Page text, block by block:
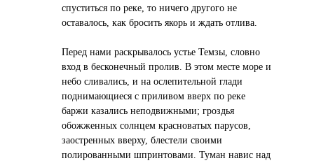
спуститься по реке, то ничего другого не
оставалось, как бросить якорь и ждать отлива.
Перед нами раскрывалось устье Темзы, словно
вход в бесконечный пролив. В этом месте море и
небо сливались, и на ослепительной глади
поднимающиеся с приливом вверх по реке
баржи казались неподвижными; гроздья
обожженных солнцем красноватых парусов,
заостренных вверху, блестели своими
полированными шпринтовами. Туман навис над